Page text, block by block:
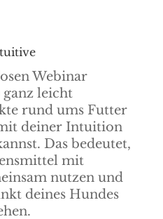
Webinar
leicht
rund ums Futter
deiner Intuition
Das bedeutet,
mit
nutzen und
deines Hundes